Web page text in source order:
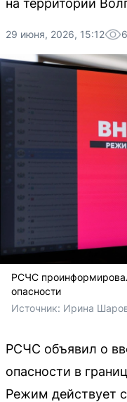
на территории
29 июня, 2026, 15:12 6
РСЧС
опасности
Источник: Ирина
РСЧС объявил о
опасности в
Режим действует